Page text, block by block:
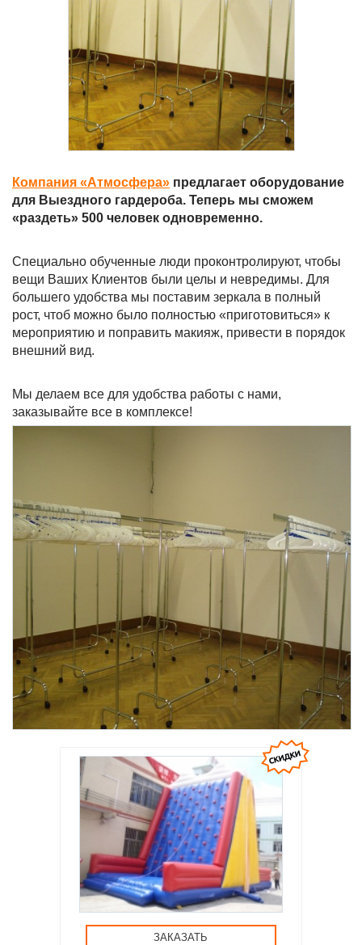
Компания «Атмосфера» предлагает оборудование
для Выездного гардероба. Теперь мы сможем
«раздеть» 500 человек одновременно.
Специально обученные люди проконтролируют, чтобы
вещи Ваших Клиентов были целы и невредимы. Для
большего удобства мы поставим зеркала в полный
рост, чтоб можно было полностью «приготовиться» к
мероприятию и поправить макияж, привести в порядок
внешний вид.
Мы делаем все для удобства работы с нами,
заказывайте все в комплексе!
ЗАКАЗАТЬ